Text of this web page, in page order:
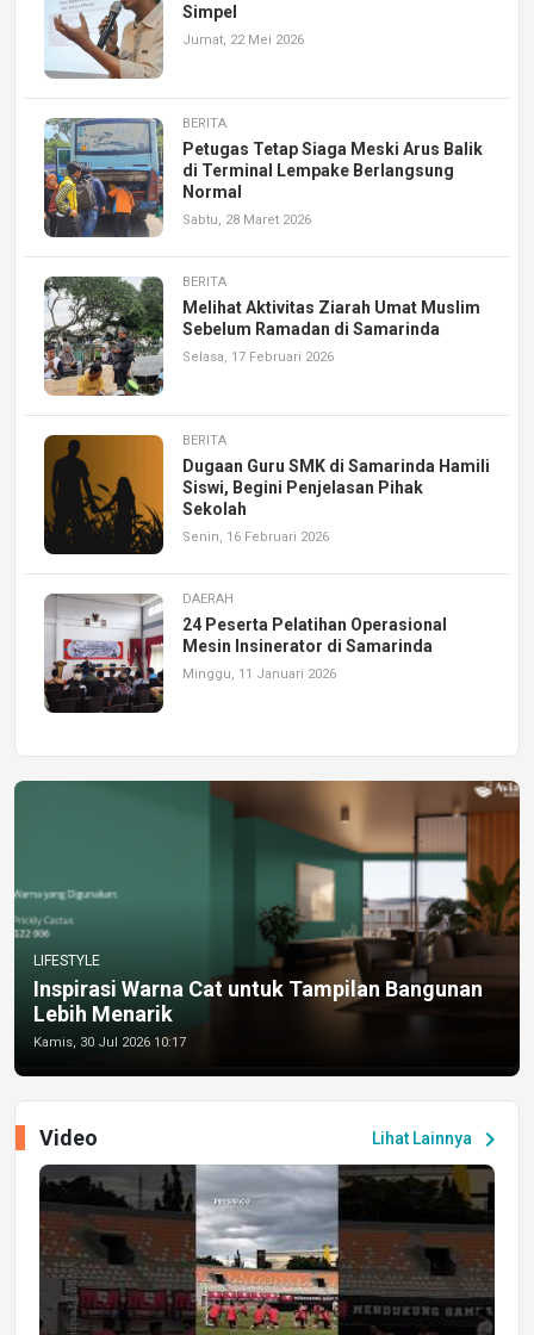
Simpel
Jumat, 22 Mei 2026
BERITA
Petugas Tetap Siaga Meski Arus Balik
di Terminal Lempake Berlangsung
Normal
Sabtu, 28 Maret 2026
BERITA
Melihat Aktivitas Ziarah Umat Muslim
Sebelum Ramadan di Samarinda
Selasa, 17 Februari 2026
BERITA
Dugaan Guru SMK di Samarinda Hamili
Siswi, Begini Penjelasan Pihak
Sekolah
Senin, 16 Februari 2026
DAERAH
24 Peserta Pelatihan Operasional
Mesin Insinerator di Samarinda
Minggu, 11 Januari 2026
LIFESTYLE
Inspirasi Warna Cat untuk Tampilan Bangunan
Lebih Menarik
Kamis, 30 Jul 2026 10:17
Lihat Lainnya chevron_right
Video